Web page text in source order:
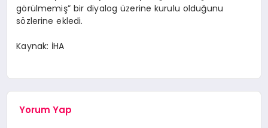
görülmemiş” bir diyalog üzerine kurulu olduğunu
sözlerine ekledi.
Kaynak: İHA
Yorum Yap